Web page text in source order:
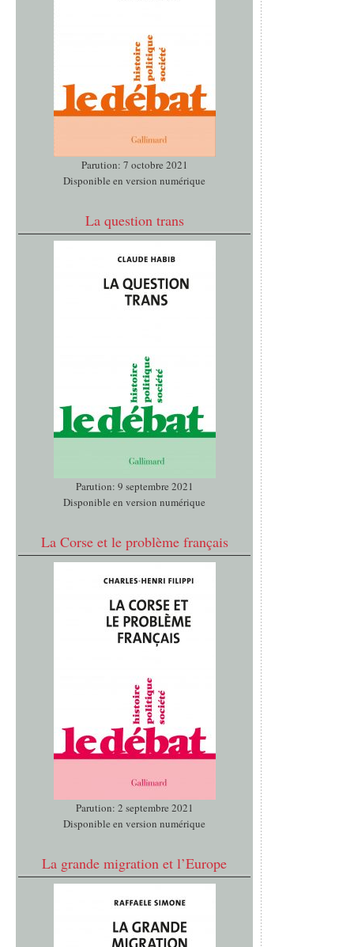
Parution: 7 octobre 2021
Disponible en version numérique
La question trans
Parution: 9 septembre 2021
Disponible en version numérique
La Corse et le problème français
Parution: 2 septembre 2021
Disponible en version numérique
La grande migration et l’Europe